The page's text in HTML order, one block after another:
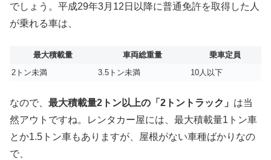
でしょう。平成29年3月12日以降に普通免許を取得した人
が乗れる車は、
最大積載量 車両総重量
乗車定員
2トン未満
3.5トン未満 10人以下
なので、 最大積載量2トン以上の「2トントラック」 は当
然アウトですね。レンタカー屋には、最大積載量1トン車
とか1.5トン車もありますが、屋根がない車種ばかりなの
で、